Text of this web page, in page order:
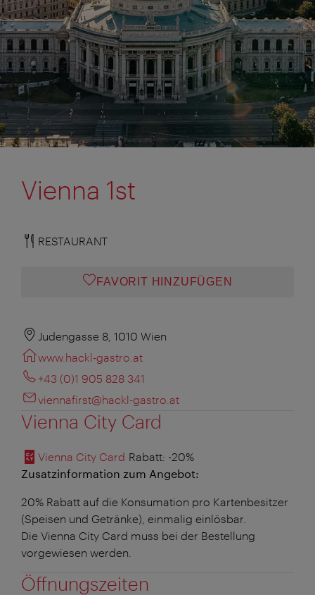
Vienna 1st
RESTAURANT
FAVORIT HINZUFÜGEN
Judengasse 8, 1010 Wien
www.hackl-gastro.at
+43 (0)1 905 828 341
viennafirst@hackl-gastro.at
Vienna City Card
Vienna City Card Rabatt: -20%
Zusatzinformation zum Angebot:
20% Rabatt auf die Konsumation pro Kartenbesitzer
(Speisen und Getränke), einmalig einlösbar.
Die Vienna City Card muss bei der Bestellung
vorgewiesen werden.
Öffnungszeiten